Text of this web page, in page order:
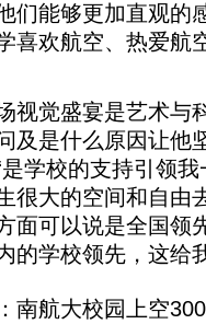
们能够更加直观的
喜欢航空、热爱航
觉盛宴是艺术与科
及是什么原因让他
是学校的支持引领
很大的空间和自由
面可以说是全国领
的学校领先，这给
航大校园上空300